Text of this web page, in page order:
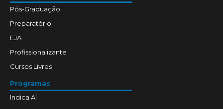
Pós-Graduação
Preparatório
EJA
Profissionalizante
Cursos Livres
Programas
Indica Aí